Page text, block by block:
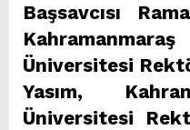
Başsavcısı
Üniversitesi
Yasım,
Üniversitesi